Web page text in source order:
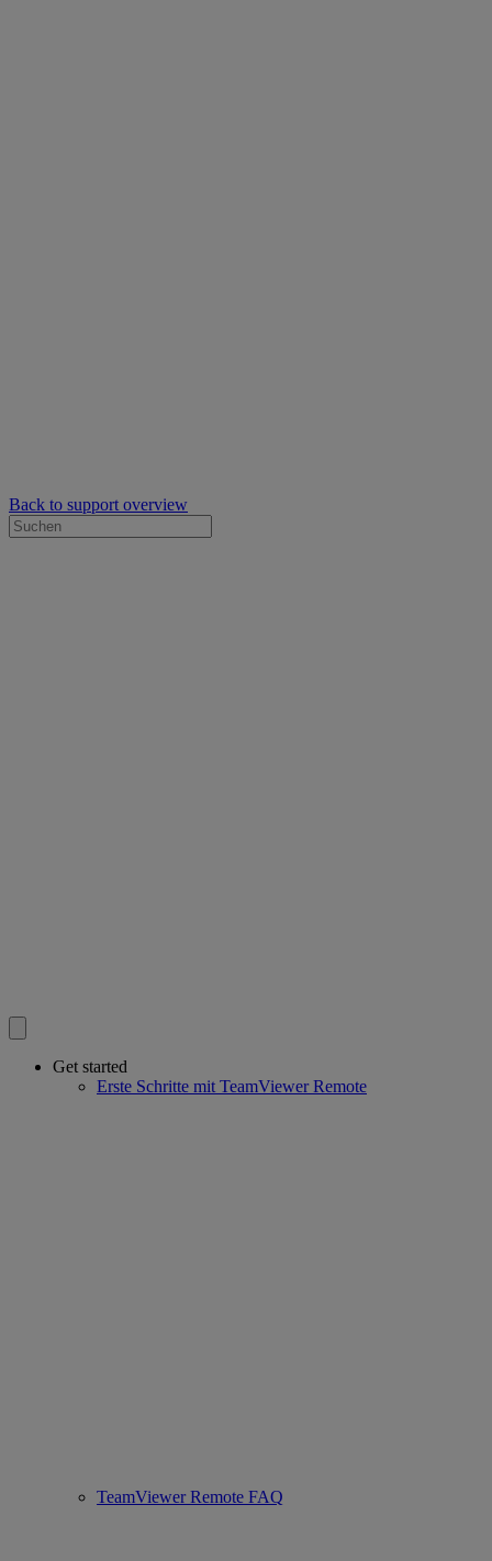
Back to support overview
Get started
Erste Schritte mit TeamViewer Remote
TeamViewer Remote FAQ